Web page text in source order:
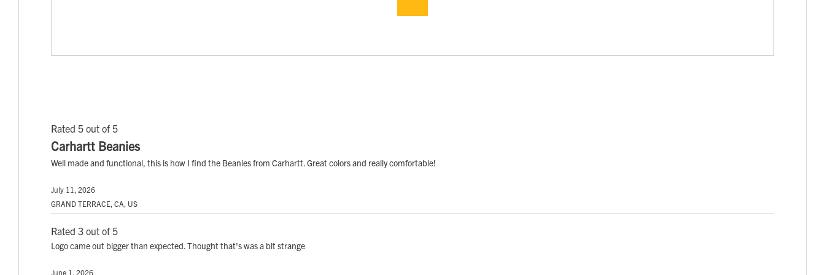
Rated 5 out of 5
Carhartt Beanies
Well made and functional, this is how I find the Beanies from Carhartt. Great colors and really comfortable!
July 11, 2026
GRAND TERRACE, CA, US
Rated 3 out of 5
Logo came out bigger than expected. Thought that's was a bit strange
June 1, 2026